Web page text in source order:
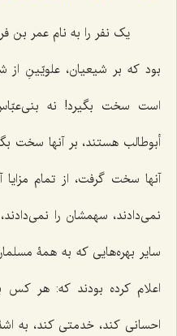
یک نفر را به نام عمر بن
بود که بر شیعیان، علویّینِ از
است سخت بگیرد! نه
أبوطالب هستند، بر آنها سخت
آنها سخت گرفت، از تمام مزایا
نمی‌دادند، سهمشان را
سایر بهره‌هایی که به همۀ
اعلام کرده بودند که: هر
احسانی کند، خدمتی کند، به